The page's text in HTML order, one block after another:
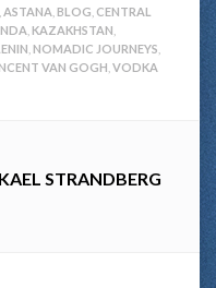
ASTANA BLOG CENTRAL
KAZAKHSTAN
NOMADIC JOURNEYS
VAN GOGH VODKA
STRANDBERG